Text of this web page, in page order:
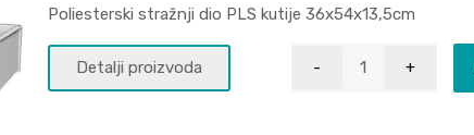
Poliesterski stražnji dio PLS kutije 36x54x13,5cm
Detalji proizvoda